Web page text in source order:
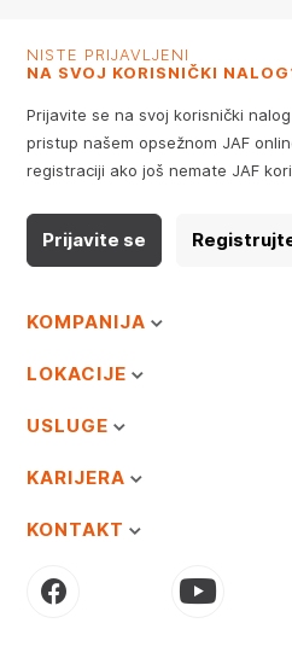
NISTE PRIJAVLJENI
NA SVOJ KORISNIČKI
Prijavite se na svoj korisnički
pristup našem opsežnom JAF
registraciji ako još nemate JAF
Prijavite se
KOMPANIJA
LOKACIJE
USLUGE
KARIJERA
KONTAKT